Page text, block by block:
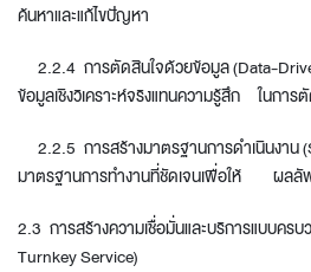
ค้นหาและแก้ไขปัญหา
2.2.4 การตัดสินใจด้วยข้อมูล (Data-
ข้อมูลเชิงวิเคราะห์จริงแทนความรู้สึก ในการ
2.2.5 การสร้างมาตรฐานการดำเนินงาน
มาตรฐานการทำงานที่ชัดเจนเพื่อให้ ผลลั
2.3 การสร้างความเชื่อมั่นและบริการแบบคร
Turnkey Service)